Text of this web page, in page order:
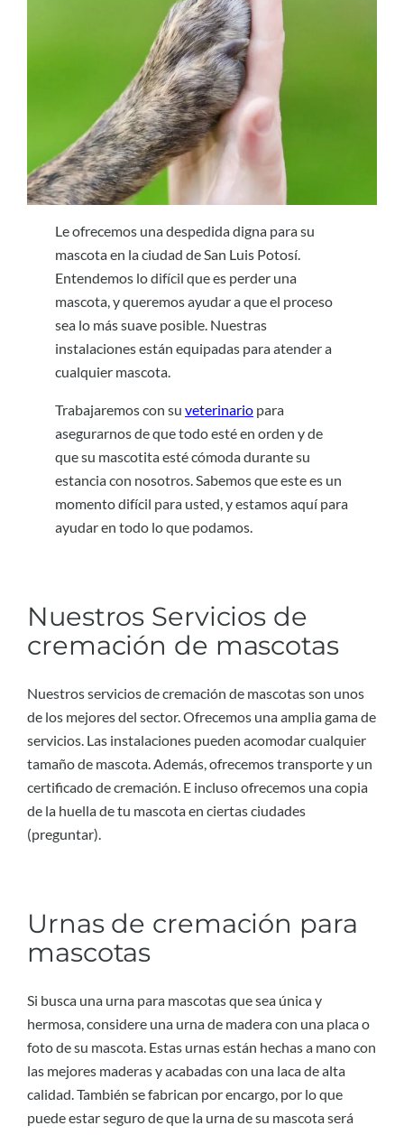
Le ofrecemos una despedida digna para su
mascota en la ciudad de San Luis Potosí.
Entendemos lo difícil que es perder una
mascota, y queremos ayudar a que el proceso
sea lo más suave posible. Nuestras
instalaciones están equipadas para atender a
cualquier mascota.
Trabajaremos con suveterinario para
asegurarnos de que todo esté en orden y de
que su mascotita esté cómoda durante su
estancia con nosotros. Sabemos que este es un
momento difícil para usted, y estamos aquí para
ayudar en todo lo que podamos.
Nuestros Servicios de
cremación de mascotas
Nuestros servicios de cremación de mascotas son unos
de los mejores del sector. Ofrecemos una amplia gama de
servicios. Las instalaciones pueden acomodar cualquier
tamaño de mascota. Además, ofrecemos transporte y un
certificado de cremación. E incluso ofrecemos una copia
de la huella de tu mascota en ciertas ciudades
(preguntar).
Urnas de cremación para
mascotas
Si busca una urna para mascotas que sea única y
hermosa, considere una urna de madera con una placa o
foto de su mascota. Estas urnas están hechas a mano con
las mejores maderas y acabadas con una laca de alta
calidad. También se fabrican por encargo, por lo que
puede estar seguro de que la urna de su mascota será